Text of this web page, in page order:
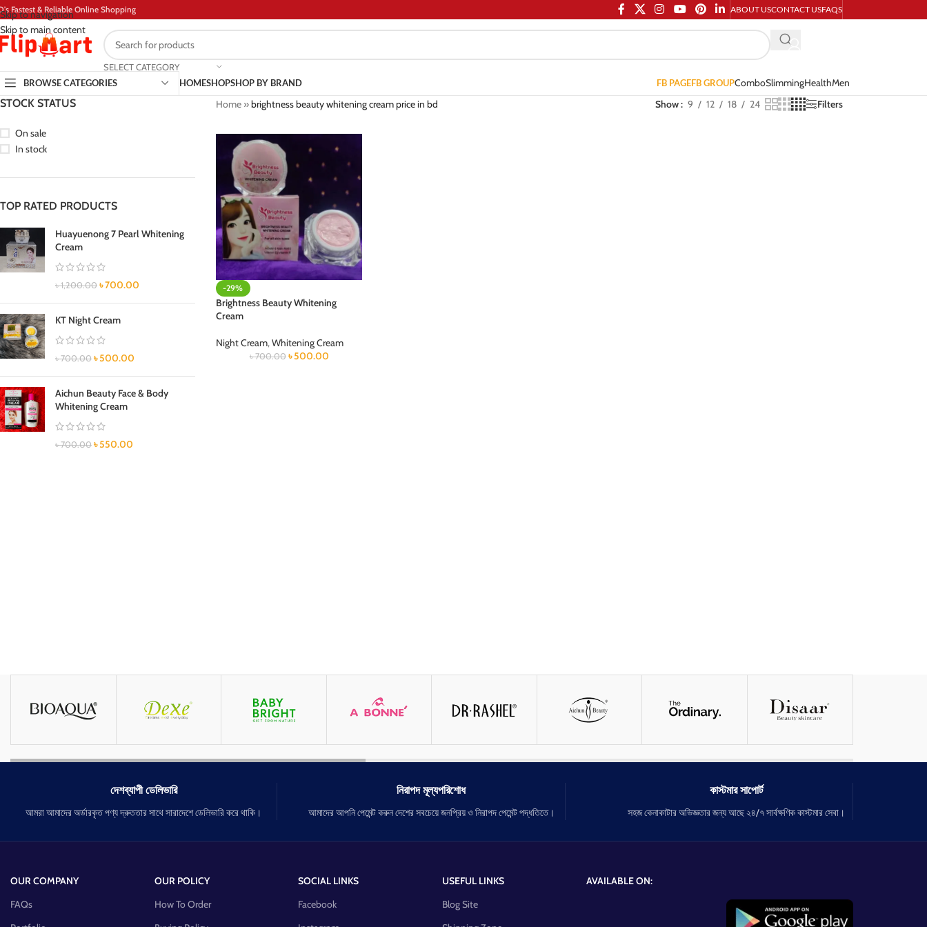
Skip to navigation
Skip to main content
Fastest & Reliable Online Shopping ABOUT USCONTACT USFAQS
SELECT CATEGORY
BROWSE CATEGORIES
HOMESHOPSHOP BY BRAND FB PAGEFB GROUPComboSlimmingHealthMen
STOCK STATUS
On sale
In stock
TOP RATED PRODUCTS
Huayuenong 7 Pearl Whitening
Cream
৳1,200.00 ৳700.00
KT Night Cream
৳700.00 ৳500.00
Aichun Beauty Face & Body
Whitening Cream
৳700.00 ৳550.00
Home»brightness beauty whitening cream price in bd Show 9 12 18 24 Filters
-29%
Brightness Beauty Whitening
Cream
Night Cream,Whitening Cream
৳700.00 ৳500.00
দেশব্যাপী ডেলিভারি
আমরা আমাদের অর্ডারকৃত পণ্য দ্রুততার সাথে সারাদেশে ডেলিভারি করে থাকি।
নিরাপদ মূল্যপরিশোধ
আমাদের আপনি পেমেন্ট করুন দেশের সবচেয়ে জনপ্রিয় ও নিরাপদ পেমেন্ট পদ্ধতিতে।
কাস্টমার সাপোর্ট
সহজ কেনাকাটার অভিজ্ঞতার জন্য আছে ২৪/৭ সার্বক্ষণিক কাস্টমার সেবা।
OUR COMPANY
FAQs
OUR POLICY
How To Order
SOCIAL LINKS
Facebook
USEFUL LINKS
Blog Site
AVAILABLE ON: